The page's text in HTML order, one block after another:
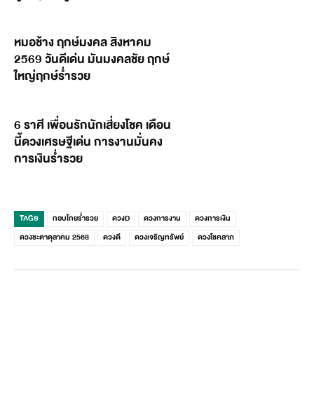
หมอช้าง ฤกษ์มงคล สิงหาคม
2569 วันดีเด่น มันมงคลชัย ฤกษ์
ใหญ่ฤกษ์ร่ำรวย
6 ราศี เพื่อนรักนักเสี่ยงโชค เดือน
นี้ดวงเศรษฐีเด่น การงานมั่นคง
การเงินร่ำรวย
TAGS กอบโกยร่ำรวย ดวงD ดวงการงาน
ดวงการเงิน
ดวงชะตาตุลาคม 2568
ดวงดี ดวงเจริญทรัพย์ ดวงโชคลาภ